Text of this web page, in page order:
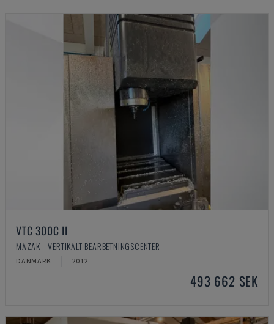
VTC 300C II
MAZAK - VERTIKALT BEARBETNINGSCENTER
DANMARK 2012
493 662 SEK